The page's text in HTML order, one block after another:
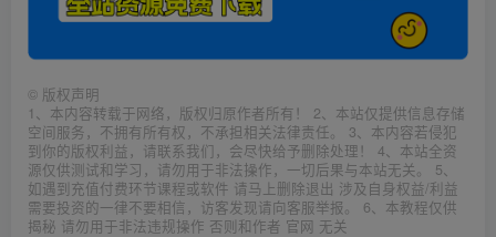
© 版权声明
1、本内容转载于网络，版权归原作者所有！ 2、本站仅提供信息存储
空间服务，不拥有所有权，不承担相关法律责任。 3、本内容若侵犯
到你的版权利益，请联系我们，会尽快给予删除处理！ 4、本站全资
源仅供测试和学习，请勿用于非法操作，一切后果与本站无关。 5、
如遇到充值付费环节课程或软件 请马上删除退出 涉及自身权益/利益
需要投资的一律不要相信，访客发现请向客服举报。 6、本教程仅供
揭秘 请勿用于非法违规操作 否则和作者 官网 无关